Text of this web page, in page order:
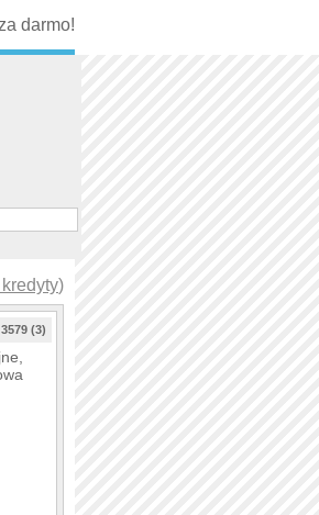
darmo!
)
3579 (3)